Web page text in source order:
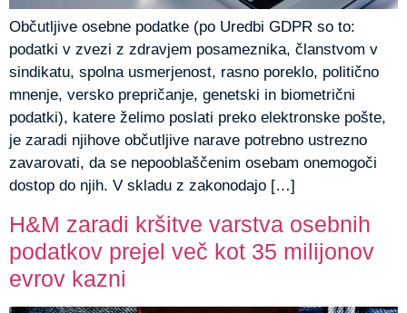
Občutljive osebne podatke (po Uredbi GDPR so to:
podatki v zvezi z zdravjem posameznika, članstvom v
sindikatu, spolna usmerjenost, rasno poreklo, politično
mnenje, versko prepričanje, genetski in biometrični
podatki), katere želimo poslati preko elektronske pošte,
je zaradi njihove občutljive narave potrebno ustrezno
zavarovati, da se nepooblaščenim osebam onemogoči
dostop do njih. V skladu z zakonodajo […]
H&M zaradi kršitve varstva osebnih
podatkov prejel več kot 35 milijonov
evrov kazni